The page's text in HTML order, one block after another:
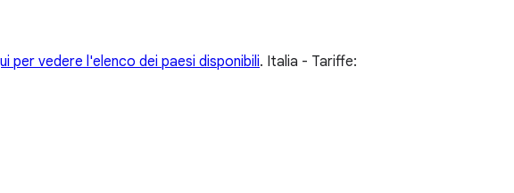
per vedere l'elenco dei paesi disponibili. Italia - Tariffe: